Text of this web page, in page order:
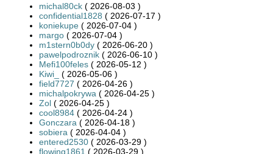
michal80ck ( 2026-08-03 )
confidential1828 ( 2026-07-17 )
koniekupe ( 2026-07-04 )
margo ( 2026-07-04 )
m1stern0b0dy ( 2026-06-20 )
pawelpodroznik ( 2026-06-10 )
Mefi100feles ( 2026-05-12 )
Kiwi_
( 2026-05-06 )
field7727 ( 2026-04-26 )
michalpokrywa ( 2026-04-25 )
Zol ( 2026-04-25 )
cool8984 ( 2026-04-24 )
Gonczara ( 2026-04-18 )
sobiera ( 2026-04-04 )
entered2530 ( 2026-03-29 )
flowing1861 ( 2026-03-29 )